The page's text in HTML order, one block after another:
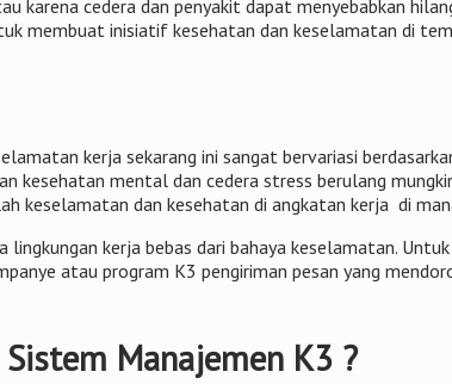
karena cedera dan penyakit dapat menyebabkan
membuat inisiatif kesehatan dan keselamatan di
kerja sekarang ini sangat bervariasi
kesehatan mental dan cedera stress berulang
keselamatan dan kesehatan di angkatan kerja di
kerja bebas dari bahaya keselamatan.
atau program K3 pengiriman pesan yang
Manajemen K3 ?